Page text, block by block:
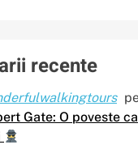
recente
Gate: O poveste